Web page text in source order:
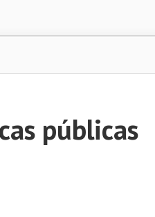
públicas